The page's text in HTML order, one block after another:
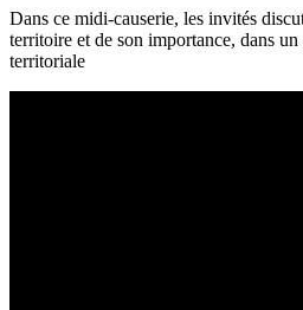
Dans ce midi-causerie, les invités
territoire et de son importance, dans
territoriale